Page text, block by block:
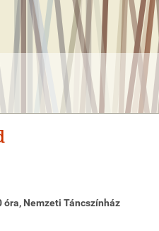
óra, Nemzeti Táncszínház